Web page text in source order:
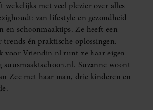
wekelijks met veel plezier over alles
van lifestyle en gezondheid
en schoonmaaktips. Ze heeft een
trends én praktische oplossingen.
voor Vriendin.nl runt ze haar eigen
suusmaaktschoon.nl. Suzanne woont
Zee met haar man, drie kinderen en